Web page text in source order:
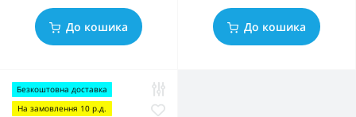
До кошика До кошика
Безкоштовна доставка
На замовлення 10 р.д.